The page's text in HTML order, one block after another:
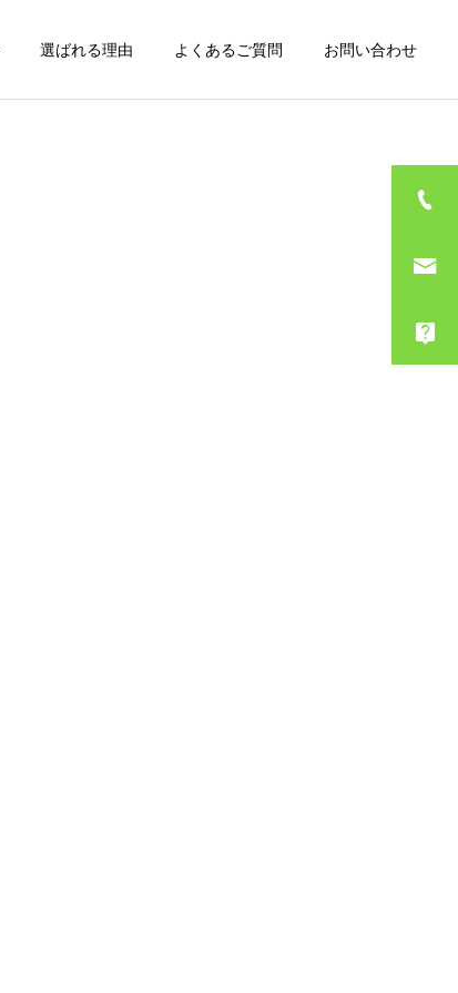
選ばれる理由 よくあるご質問 お問い合わせ
年末年始期間の営業のお知